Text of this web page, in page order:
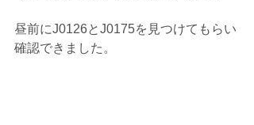
昼前にJ0126とJ0175を見つけてもらい
確認できました。